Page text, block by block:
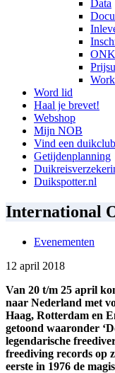
Data
Word lid
Haal je brevet!
Webshop
Mijn NOB
Vind een duikclub
Getijdenplanning
Duikspotter.nl
International
Evenementen
12 april 2018
Van 20 t/m 25 april
naar Nederland met
Haag, Rotterdam en
getoond waaronder
legendarische
freediving records op
eerste in 1976 de